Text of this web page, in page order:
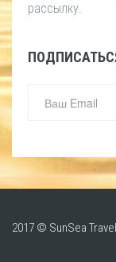
рассылку.
2017 © SunSea Travel